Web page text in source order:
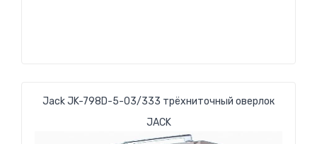
Jack JK-798D-5-03/333 трёхниточный оверлок
JACK